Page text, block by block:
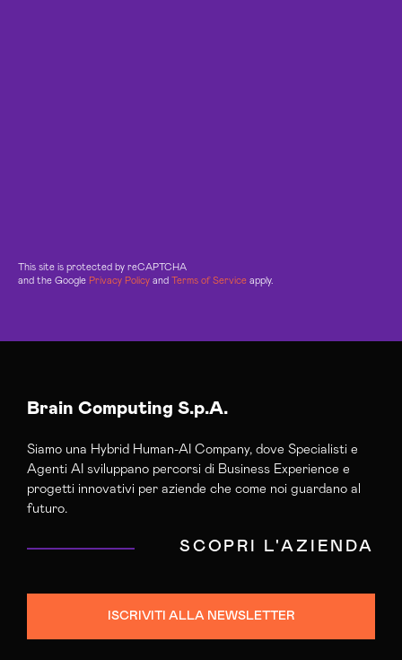
This site is protected by reCAPTCHA
and the Google Privacy Policy and Terms of Service apply.
Brain Computing S.p.A.
Siamo una Hybrid Human-AI Company, dove Specialisti e
Agenti AI sviluppano percorsi di Business Experience e
progetti innovativi per aziende che come noi guardano al
futuro.
SCOPRI L'AZIENDA
ISCRIVITI ALLA NEWSLETTER